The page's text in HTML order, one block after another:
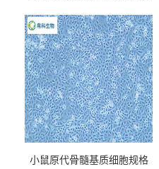
小鼠原代骨髓基质细胞规格